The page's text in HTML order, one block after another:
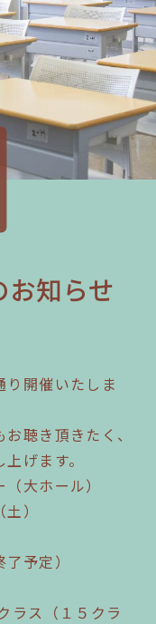
知らせ
開催いたしま
聴き頂きたく、
げます。
大ホール）
）
予定）
ラス（１５クラ